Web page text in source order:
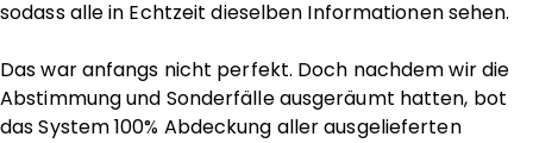
sodass alle in Echtzeit dieselben Informationen sehen.
Das war anfangs nicht perfekt. Doch nachdem wir die
Abstimmung und Sonderfälle ausgeräumt hatten, bot
das System 100% Abdeckung aller ausgelieferten